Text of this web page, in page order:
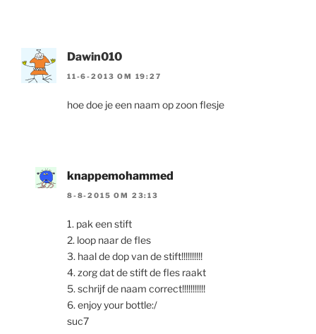
Dawin010
11-6-2013 OM 19:27
hoe doe je een naam op zoon flesje
knappemohammed
8-8-2015 OM 23:13
1. pak een stift
2. loop naar de fles
3. haal de dop van de stift!!!!!!!!!!
4. zorg dat de stift de fles raakt
5. schrijf de naam correct!!!!!!!!!!!
6. enjoy your bottle:/
suc7